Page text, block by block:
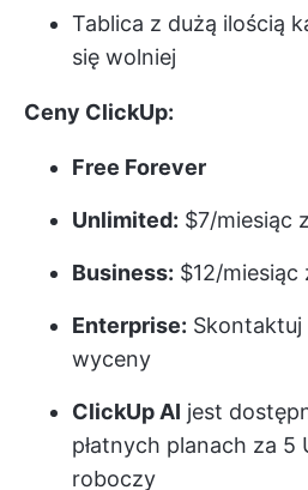
Tablica z dużą ilością
się wolniej
Ceny ClickUp:
Free Forever
Unlimited: $7/miesiąc
Business: $12/
Enterprise: Skontaktuj
wyceny
ClickUp AI jest
płatnych planach za 5
roboczy